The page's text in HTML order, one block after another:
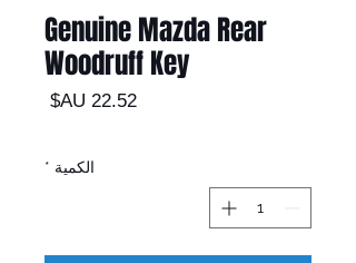
Genuine Mazda Rear
Woodruff Key
السعر
الكمية *